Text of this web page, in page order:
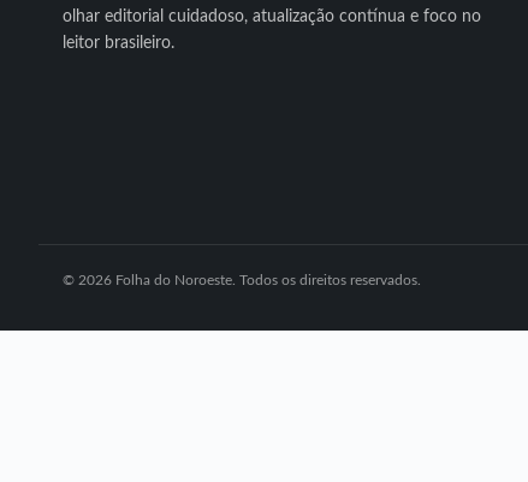
olhar editorial cuidadoso, atualização contínua e foco no
leitor brasileiro.
© 2026 Folha do Noroeste. Todos os direitos reservados.